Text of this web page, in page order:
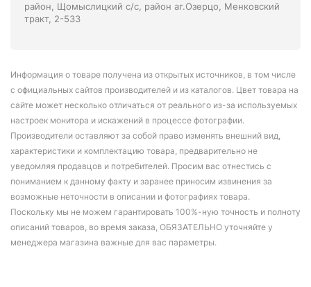
район, Щомыслицкий с/с, район аг.Озерцо, Менковский
тракт, 2-533
Информация о товаре получена из открытых источников, в том числе
с официальных сайтов производителей и из каталогов. Цвет товара на
сайте может несколько отличаться от реального из-за используемых
настроек монитора и искажений в процессе фотографии.
Производители оставляют за собой право изменять внешний вид,
характеристики и комплектацию товара, предварительно не
уведомляя продавцов и потребителей. Просим вас отнестись с
пониманием к данному факту и заранее приносим извинения за
возможные неточности в описании и фотографиях товара.
Поскольку мы не можем гарантировать 100%-ную точность и полноту
описаний товаров, во время заказа, ОБЯЗАТЕЛЬНО уточняйте у
менеджера магазина важные для вас параметры.